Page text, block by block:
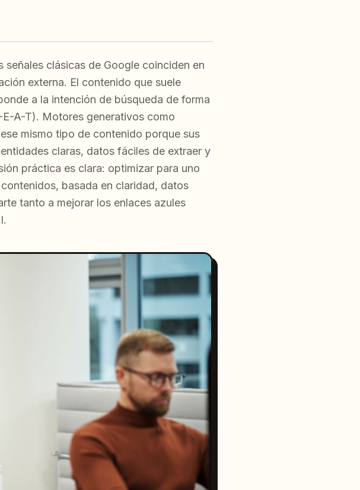
clásicas de Google coinciden en
externa. El contenido que suele
a la intención de búsqueda de forma
A-T). Motores generativos como
mismo tipo de contenido porque sus
claras, datos fáciles de extraer y
práctica es clara: optimizar para uno
basada en claridad, datos
tanto a mejorar los enlaces azules